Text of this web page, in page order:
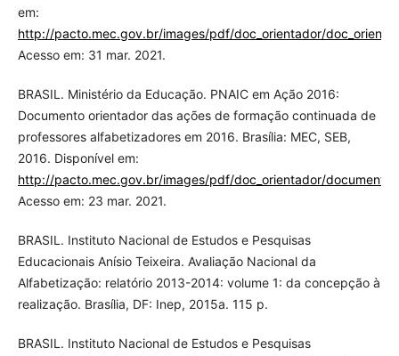
em:
http://pacto.mec.gov.br/images/pdf/doc_orientador/
Acesso em: 31 mar. 2021.
BRASIL. Ministério da Educação. PNAIC em Ação 2016:
Documento orientador das ações de formação continuada de
professores alfabetizadores em 2016. Brasília: MEC, SEB,
2016. Disponível em:
http://pacto.mec.gov.br/images/pdf/doc_orientador/
Acesso em: 23 mar. 2021.
BRASIL. Instituto Nacional de Estudos e Pesquisas
Educacionais Anísio Teixeira. Avaliação Nacional da
Alfabetização: relatório 2013-2014: volume 1: da concepção à
realização. Brasília, DF: Inep, 2015a. 115 p.
BRASIL. Instituto Nacional de Estudos e Pesquisas